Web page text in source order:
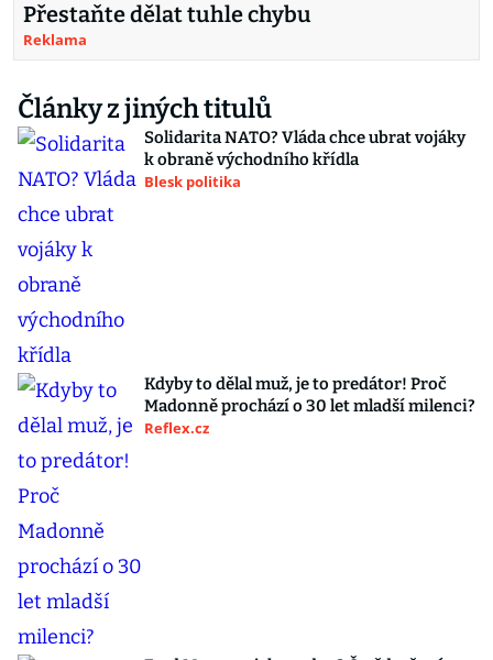
Přestaňte dělat tuhle chybu
Reklama
Články z jiných titulů
Solidarita NATO? Vláda chce ubrat vojáky
k obraně východního křídla
Blesk politika
Kdyby to dělal muž, je to predátor! Proč
Madonně prochází o 30 let mladší milenci?
Reflex.cz